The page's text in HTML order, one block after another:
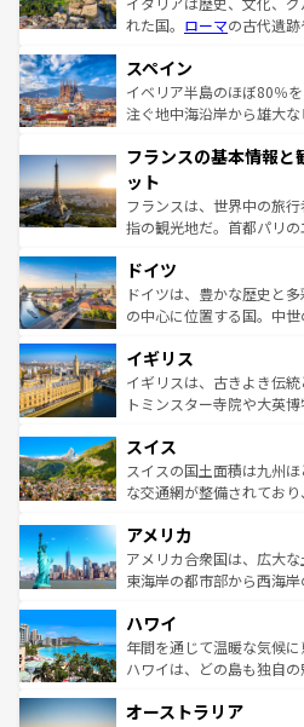
れた国。 ローマの古代遺
ろん、トスカーナの美し
景など、自然景観も見逃
ピザやパスタなど、絶品
ませてくれるイタリアで
なお、新着のイタリア情報は
しい。
スペイン
イベリア半島のほぼ80％
注ぐ地中海沿岸から雄大
文化が根付くこの国では
れる闘牛、そして美味し
る。首都マドリードの洗
アートに溢れた街角から
せる。地方によって風土
ンテンツ一覧を参照して
フランスの基本情報と
ット
フランスは、世界中の旅
指の観光地だ。首都パリ
で、幅広い魅力が詰まっ
聖堂、美しいビーチ、そ
から魅了する。また、フ
いる。シャンパンの発祥地
香り高いラベンダー畑な
らに、パリ以外の地域に
れる地方に足を運ぶとそ
きるだろう。 なお
を参照してほしい。
ドイツ
ドイツは、豊かな歴史と
の中心に位置する国。中
顔を持つこの国は、どこを
ルリンの文化的活気、バ
してライン川沿いのワイ
は、お酒好きな人にはぜひ体験し
ドイツ情報はコンテンツ一
イギリス
イギリスは、古きよき伝
トミンスター寺院や大英
リアごとに異なる魅力が
ティー、ビール好きには
戦など、本場だからこそ
ンツ一覧を参照してほしい。
スイス
スイスの国土面積は九州
な交通網が整備されてお
の建物がそのまま残る町や
博物館もあり、アルプス観
ことができる。国民の所
ば市内交通費無料で観光を楽し
着のスイス情報はコンテン
アメリカ
アメリカ合衆国は、広大な
東海岸の都市部から西海
のような巨大都市は、観光
ンメントが詰まった刺激
西部には大自然が広がり
部のニューオーリンズでは
ハワイ
年間を通じて温暖な気候
ハワイは、どの島も独自
ワイ島は見逃せない。また
オーストラリア